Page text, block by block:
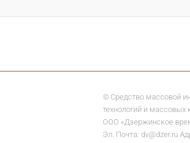
© Средство массовой
технологий и
ООО «Дзержинское
Эл. Почта: dv@dzer.ru